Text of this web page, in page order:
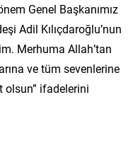
Genel Başkanımız
Adil Kılıçdaroğlu’nun
Merhuma Allah’tan
ve tüm sevenlerine
olsun” ifadelerini